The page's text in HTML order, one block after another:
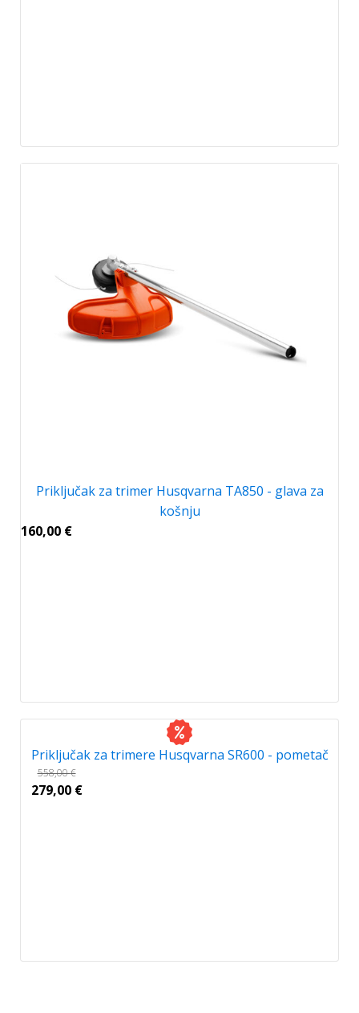
Priključak za trimer Husqvarna TA850 - glava za
košnju
160,00 €
Priključak za trimere Husqvarna SR600 - pometač
558,00€
279,00 €